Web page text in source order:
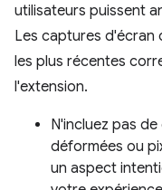
utilisateurs puissent
Les captures d'écran
les plus récentes
l'extension.
N'incluez pas
déformées ou
un aspect